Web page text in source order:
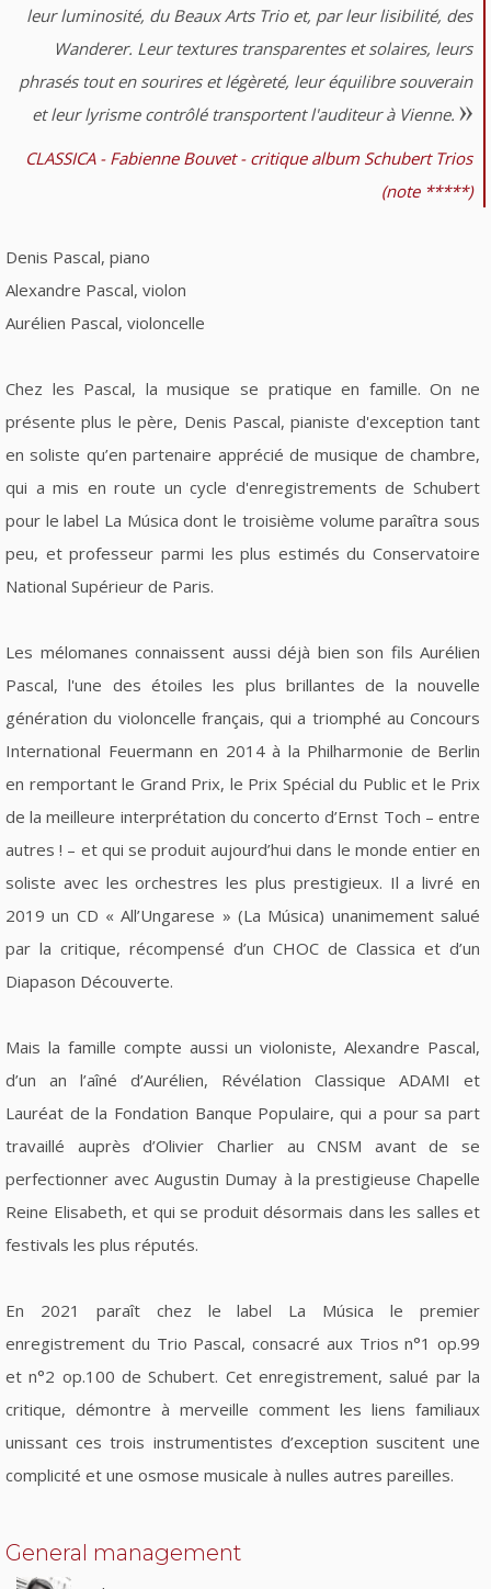
leur luminosité, du Beaux Arts Trio et, par leur lisibilité, des
Wanderer. Leur textures transparentes et solaires, leurs
phrasés tout en sourires et légèreté, leur équilibre souverain
et leur lyrisme contrôlé transportent l'auditeur à Vienne.
CLASSICA - Fabienne Bouvet - critique album Schubert Trios
(note *****)
Denis Pascal, piano
Alexandre Pascal, violon
Aurélien Pascal, violoncelle
Chez les Pascal, la musique se pratique en famille. On ne
présente plus le père, Denis Pascal, pianiste d'exception tant
en soliste qu’en partenaire apprécié de musique de chambre,
qui a mis en route un cycle d'enregistrements de Schubert
pour le label La Música dont le troisième volume paraîtra sous
peu, et professeur parmi les plus estimés du Conservatoire
National Supérieur de Paris.
Les mélomanes connaissent aussi déjà bien son fils Aurélien
Pascal, l'une des étoiles les plus brillantes de la nouvelle
génération du violoncelle français, qui a triomphé au Concours
International Feuermann en 2014 à la Philharmonie de Berlin
en remportant le Grand Prix, le Prix Spécial du Public et le Prix
de la meilleure interprétation du concerto d’Ernst Toch – entre
autres ! – et qui se produit aujourd’hui dans le monde entier en
soliste avec les orchestres les plus prestigieux. Il a livré en
2019 un CD « All’Ungarese » (La Música) unanimement salué
par la critique, récompensé d’un CHOC de Classica et d’un
Diapason Découverte.
Mais la famille compte aussi un violoniste, Alexandre Pascal,
d’un an l’aîné d’Aurélien, Révélation Classique ADAMI et
Lauréat de la Fondation Banque Populaire, qui a pour sa part
travaillé auprès d’Olivier Charlier au CNSM avant de se
perfectionner avec Augustin Dumay à la prestigieuse Chapelle
Reine Elisabeth, et qui se produit désormais dans les salles et
festivals les plus réputés.
En 2021 paraît chez le label La Música le premier
enregistrement du Trio Pascal, consacré aux Trios n°1 op.99
et n°2 op.100 de Schubert. Cet enregistrement, salué par la
critique, démontre à merveille comment les liens familiaux
unissant ces trois instrumentistes d’exception suscitent une
complicité et une osmose musicale à nulles autres pareilles.
General management